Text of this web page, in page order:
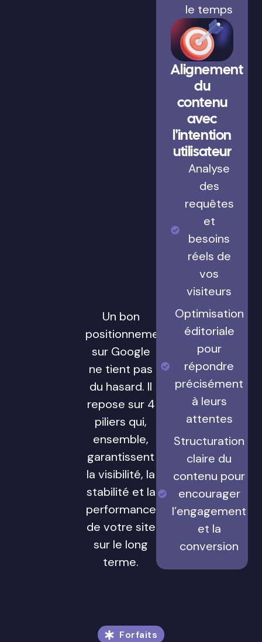
Un bon
positionnement
sur Google
ne tient pas
du hasard. Il
repose sur 4
piliers qui,
ensemble,
garantissent
la visibilité, la
stabilité et la
performance
de votre site
sur le long
terme.
le temps
Alignement
du
contenu
avec
l'intention
utilisateur
Analyse
des
requêtes
et
besoins
réels de
vos
visiteurs
Optimisation
éditoriale
pour
répondre
précisément
à leurs
attentes
Structuration
claire du
contenu pour
encourager
l’engagement
et la
conversion
Forfaits